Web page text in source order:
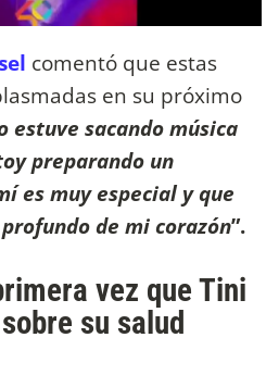
comentó que estas
en su próximo
estuve sacando música
preparando un
es muy especial y que
de mi corazón”.
vez que Tini
su salud